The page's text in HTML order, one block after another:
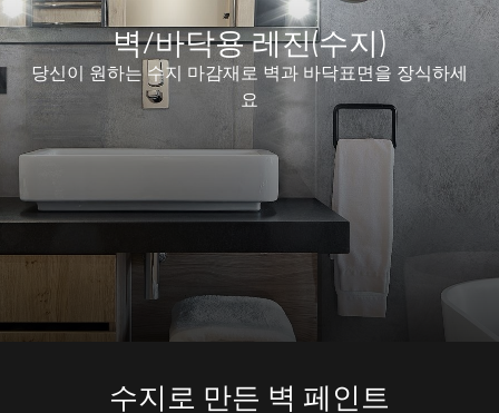
벽/바닥용 레진(수지)
당신이 원하는 수지 마감재로 벽과 바닥표면을 장식하세
요
수지로 만든 벽 페인트